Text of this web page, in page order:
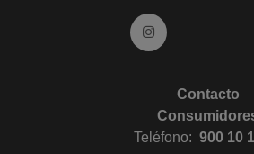
Ir a Instagram
Contacto
Teléfono: 900 10